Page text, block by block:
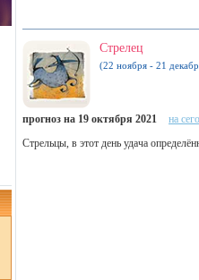
Стрелец
(22 ноября - 21
прогноз на 19 октября 2021 на
Стрельцы, в этот день удача